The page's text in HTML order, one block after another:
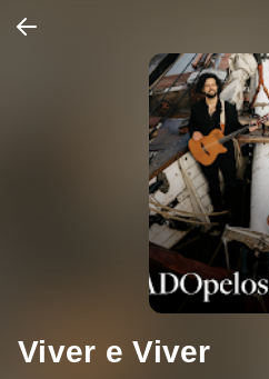
Viver e Viver